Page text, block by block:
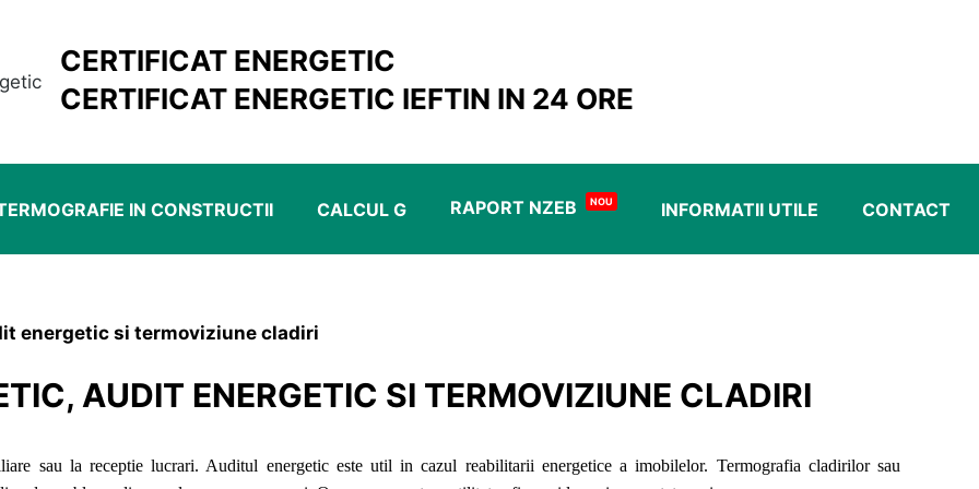
CERTIFICAT ENERGETIC
CERTIFICAT ENERGETIC IEFTIN IN 24 ORE
IN CONSTRUCTII CALCUL G RAPORT NZEB NOU INFORMATII UTILE CONTACT
energetic si termoviziune cladiri
AUDIT ENERGETIC SI TERMOVIZIUNE CLADIRI
sau la receptie lucrari. Auditul energetic este util in cazul reabilitarii energetice a imobilelor. Termografia cladirilor sau